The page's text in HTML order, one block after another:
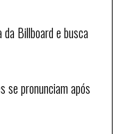
da Billboard e busca
se pronunciam após